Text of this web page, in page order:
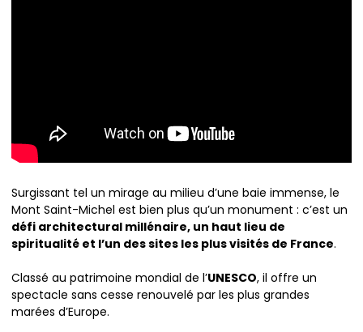
Surgissant tel un mirage au milieu d’une baie immense, le
Mont Saint-Michel est bien plus qu’un monument : c’est un
défi architectural millénaire, un haut lieu de
spiritualité et l’un des sites les plus visités de France.
Classé au patrimoine mondial de l’UNESCO, il offre un
spectacle sans cesse renouvelé par les plus grandes
marées d’Europe.